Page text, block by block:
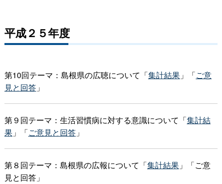
平成２５年度
第10回テーマ：島根県の広聴について「集計結果」「ご意
見と回答」
第９回テーマ：生活習慣病に対する意識について「集計結
果」「ご意見と回答」
第８回テーマ：島根県の広報について「集計結果」「ご意
見と回答」